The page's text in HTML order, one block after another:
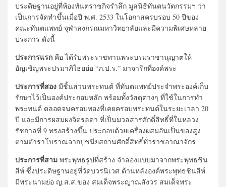
ประดิษฐานอยู่ที่ห้องทันตราชกิจรำลึก มูลนิธิทันตนวัตกรรมฯ ว่า
เป็นการจัดทำขึ้นเมื่อปี พ.ศ. 2533 ในโอกาสครบรอบ 50 ปีของ
คณะทันตแพทย์ จุฬาลงกรณมหาวิทยาลัยและมีความพิเศษหลาย
ประการ ดังนี้
ประการแรก คือ ได้รับพระราชทานพระบรมราชานุญาตให้
อัญเชิญพระปรมาภิไธยย่อ “ภ.ป.ร.” มาจารึกที่องค์พระ
ประการที่สอง มีชิ้นส่วนพระทนต์ ที่ทันตแพทย์ประจำพระองค์เก็บ
รักษาไว้เป็นองค์ประกอบหลัก พร้อมทั้งวัสดุต่างๆ ที่ใช้ในการทำ
พระทนต์ ตลอดจนครอบทองที่เคยครอบพระทนต์ในระยะเวลา 20
ปี และมีการผสมผงจิตรลดา ที่เป็นมวลสารศักดิ์สิทธิ์ที่ในหลวง
รัชกาลที่ 9 ทรงสร้างขึ้น ประกอบด้วยเครื่องผสมอันเป็นของสูง
ตามตำราโบราณจากปูชนียสถานศักดิ์สิทธิ์ทั่วราชอาณาจักร
ประการที่สาม พระพุทธรูปที่สร้าง จำลองแบบมาจากพระพุทธชิน
สีห์ ซึ่งประดิษฐานอยู่ที่วัดบวรนิเวศ ด้านหลังองค์พระพุทธชินสีห์
มีพระนามย่อ ญ.ส.ส.ของ สมเด็จพระญาณสังวร สมเด็จพระ